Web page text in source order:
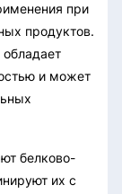
при
продуктов.
и может
белково-
их с